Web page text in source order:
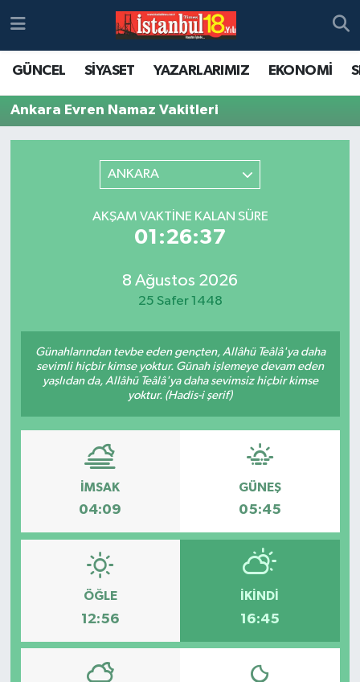
GÜNCEL SİYASET YAZARLARIMIZ EKONOMİ
Ankara Evren Namaz Vakitleri
ANKARA
AKŞAM VAKTINE KALAN SÜRE
01:26:37
8 Ağustos 2026
25 Safer 1448
Günahlarından tevbe eden gençten, Allâhü Teâlâ'ya daha
sevimli hiçbir kimse yoktur. Günah işlemeye devam eden
yaşlıdan da, Allâhü Teâlâ'ya daha sevimsiz hiçbir kimse
yoktur. (Hadis-i şerif)
İMSAK
04:09
GÜNEŞ
05:45
ÖĞLE
12:56
İKINDI
16:45